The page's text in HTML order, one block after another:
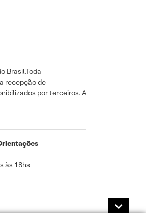
Brasil.Toda
recepção de
por terceiros. A
às 18hs